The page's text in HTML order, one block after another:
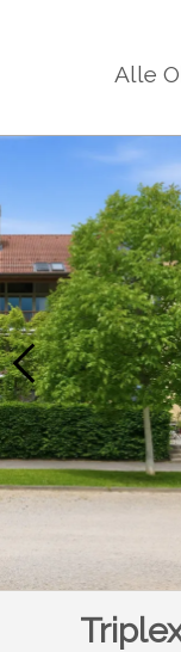
Alle